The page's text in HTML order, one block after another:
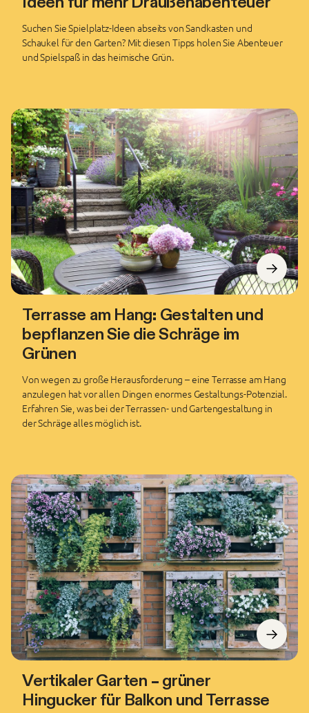
Suchen Sie Spielplatz-Ideen abseits von Sandkasten und
Schaukel für den Garten? Mit diesen Tipps holen Sie Abenteuer
und Spielspaß in das heimische Grün.
Terrasse am Hang: Gestalten und
bepflanzen Sie die Schräge im
Grünen
Von wegen zu große Herausforderung – eine Terrasse am Hang
anzulegen hat vor allen Dingen enormes Gestaltungs-Potenzial.
Erfahren Sie, was bei der Terrassen- und Gartengestaltung in
der Schräge alles möglich ist.
Vertikaler Garten – grüner
Hingucker für Balkon und Terrasse